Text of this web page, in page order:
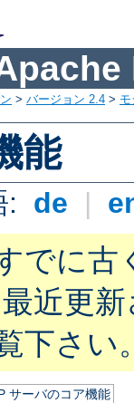
> バージョン 2.4 >
能
: de |
でに古
近更
下さい
サーバのコア機能